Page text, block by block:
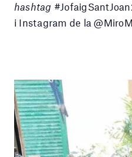
hashtag
i Instagram de la
Reproductor
de
vídeo